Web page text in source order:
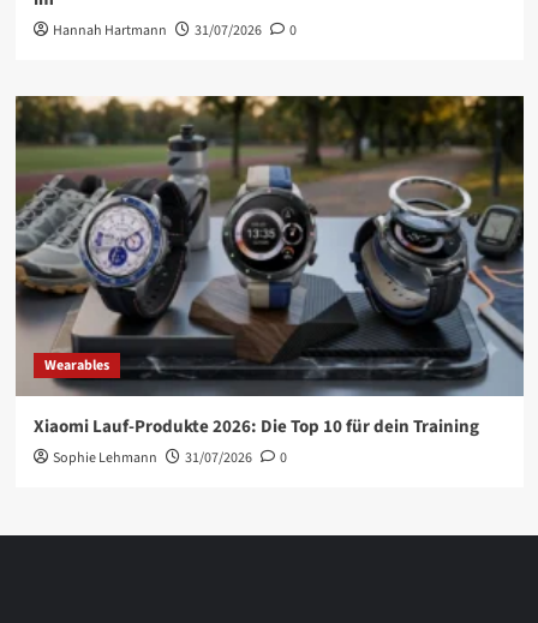
Hannah Hartmann 31/07/2026 0
Wearables
Xiaomi Lauf-Produkte 2026: Die Top 10 für dein Training
Sophie Lehmann 31/07/2026 0